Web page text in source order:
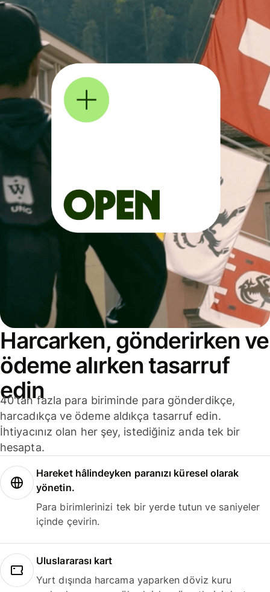
Harcarken, gönderirken ve
ödeme alırken tasarruf
edin
40'tan fazla para biriminde para gönderdikçe,
harcadıkça ve ödeme aldıkça tasarruf edin.
İhtiyacınız olan her şey, istediğiniz anda tek bir
hesapta.
Hareket hâlindeyken paranızı küresel olarak
yönetin.
Para birimlerinizi tek bir yerde tutun ve saniyeler
içinde çevirin.
Uluslararası kart
Yurt dışında harcama yaparken döviz kuru